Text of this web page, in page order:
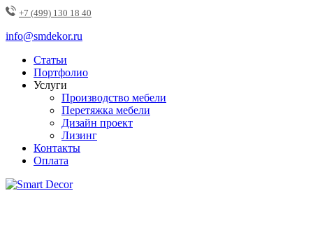
+7 (499) 130 18 40
info@smdekor.ru
Статьи
Портфолио
Услуги
Производство мебели
Перетяжка мебели
Дизайн проект
Лизинг
Контакты
Оплата